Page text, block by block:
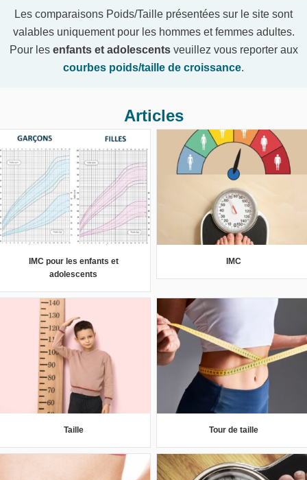
Les comparaisons Poids/Taille présentées sur le site sont
valables uniquement pour les hommes et femmes adultes.
Pour les enfants et adolescentsveuillez vous reporter aux
courbes poids/taille de croissance.
Articles
IMC pour les enfants et
adolescents
IMC
Taille Tour de taille